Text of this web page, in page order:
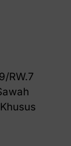
RW.7